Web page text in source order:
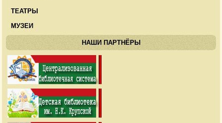
ТЕАТРЫ
МУЗЕИ
НАШИ ПАРТНЁРЫ